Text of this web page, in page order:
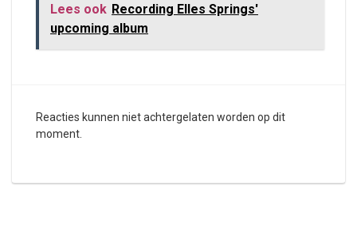
Lees ook Recording Elles Springs'
upcoming album
Reacties kunnen niet achtergelaten worden op dit
moment.